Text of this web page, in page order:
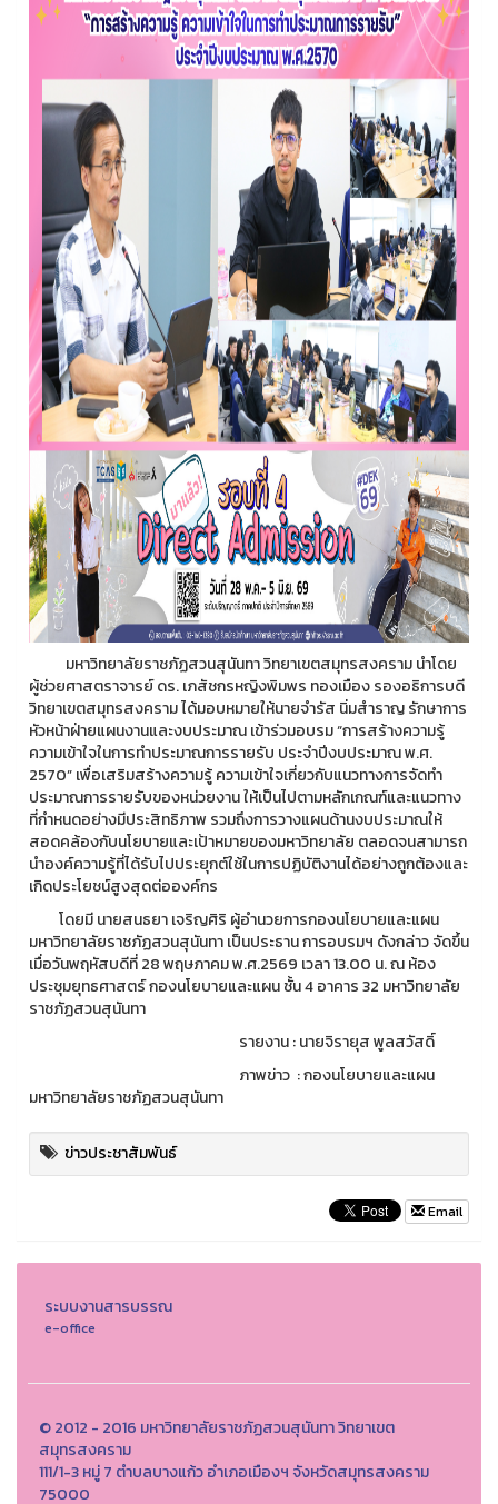
มหาวิทยาลัยราชภัฏสวนสุนันทา วิทยาเขตสมุทรสงคราม นำโดย
ผู้ช่วยศาสตราจารย์ ดร. เภสัชกรหญิงพิมพร ทองเมือง รองอธิการบดี
วิทยาเขตสมุทรสงคราม ได้มอบหมายให้นายจำรัส นิ่มสำราญ รักษาการ
หัวหน้าฝ่ายแผนงานและงบประมาณ เข้าร่วมอบรม “การสร้างความรู้
ความเข้าใจในการทำประมาณการรายรับ ประจำปีงบประมาณ พ.ศ.
2570” เพื่อเสริมสร้างความรู้ ความเข้าใจเกี่ยวกับแนวทางการจัดทำ
ประมาณการรายรับของหน่วยงาน ให้เป็นไปตามหลักเกณฑ์และแนวทาง
ที่กำหนดอย่างมีประสิทธิภาพ รวมถึงการวางแผนด้านงบประมาณให้
สอดคล้องกับนโยบายและเป้าหมายของมหาวิทยาลัย ตลอดจนสามารถ
นำองค์ความรู้ที่ได้รับไปประยุกต์ใช้ในการปฏิบัติงานได้อย่างถูกต้องและ
เกิดประโยชน์สูงสุดต่อองค์กร
โดยมี นายสนธยา เจริญศิริ ผู้อำนวยการกองนโยบายและแผน
มหาวิทยาลัยราชภัฏสวนสุนันทา เป็นประธาน การอบรมฯ ดังกล่าว จัดขึ้น
เมื่อวันพฤหัสบดีที่ 28 พฤษภาคม พ.ศ.2569 เวลา 13.00 น. ณ ห้อง
ประชุมยุทธศาสตร์ กองนโยบายและแผน ชั้น 4 อาคาร 32 มหาวิทยาลัย
ราชภัฏสวนสุนันทา
รายงาน : นายจิรายุส พูลสวัสดิ์
ภาพข่าว : กองนโยบายและแผน
มหาวิทยาลัยราชภัฏสวนสุนันทา
ข่าวประชาสัมพันธ์
Email
ระบบงานสารบรรณ
e-office
© 2012 - 2016 มหาวิทยาลัยราชภัฏสวนสุนันทา วิทยาเขต
สมุทรสงคราม
111/1-3 หมู่ 7 ตำบลบางแก้ว อำเภอเมืองฯ จังหวัดสมุทรสงคราม
75000